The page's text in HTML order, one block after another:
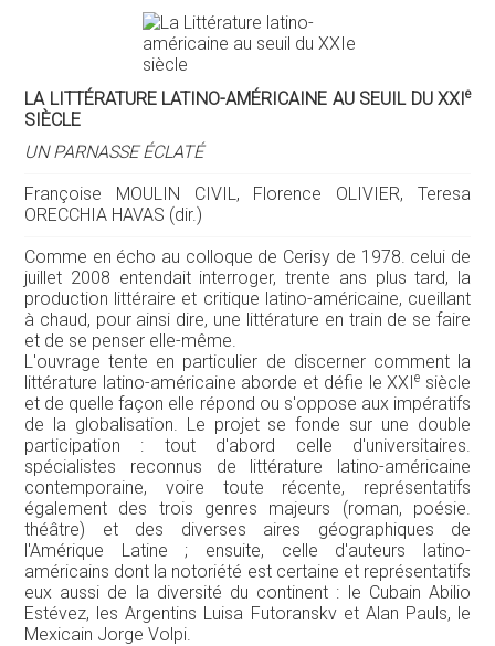
LA LITTÉRATURE LATINO-AMÉRICAINE AU SEUIL DU XXIe
SIÈCLE
UN PARNASSE ÉCLATÉ
Françoise MOULIN CIVIL, Florence OLIVIER, Teresa
ORECCHIA HAVAS (dir.)
Comme en écho au colloque de Cerisy de 1978. celui de
juillet 2008 entendait interroger, trente ans plus tard, la
production littéraire et critique latino-américaine, cueillant
à chaud, pour ainsi dire, une littérature en train de se faire
et de se penser elle-même.
L'ouvrage tente en particulier de discerner comment la
littérature latino-américaine aborde et défie le XXIe siècle
et de quelle façon elle répond ou s'oppose aux impératifs
de la globalisation. Le projet se fonde sur une double
participation : tout d'abord celle d'universitaires.
spécialistes reconnus de littérature latino-américaine
contemporaine, voire toute récente, représentatifs
également des trois genres majeurs (roman, poésie.
théâtre) et des diverses aires géographiques de
l'Amérique Latine ; ensuite, celle d'auteurs latino-
américains dont la notoriété est certaine et représentatifs
eux aussi de la diversité du continent : le Cubain Abilio
Estévez, les Argentins Luisa Futoranskv et Alan Pauls, le
Mexicain Jorge Volpi.